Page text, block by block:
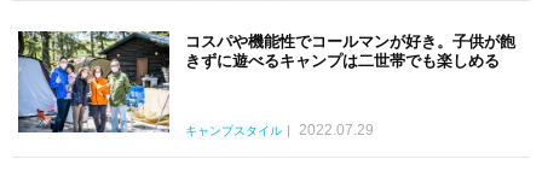
コスパや機能性でコールマンが好き。子供が飽
きずに遊べるキャンプは二世帯でも楽しめる
キャンプスタイル 2022.07.29